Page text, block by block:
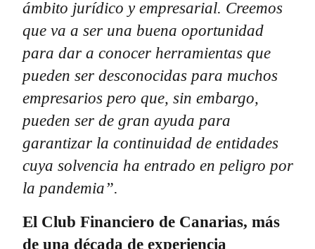
ámbito jurídico y empresarial. Creemos
que va a ser una buena oportunidad
para dar a conocer herramientas que
pueden ser desconocidas para muchos
empresarios pero que, sin embargo,
pueden ser de gran ayuda para
garantizar la continuidad de entidades
cuya solvencia ha entrado en peligro por
la pandemia”.
El Club Financiero de Canarias, más
de una década de experiencia